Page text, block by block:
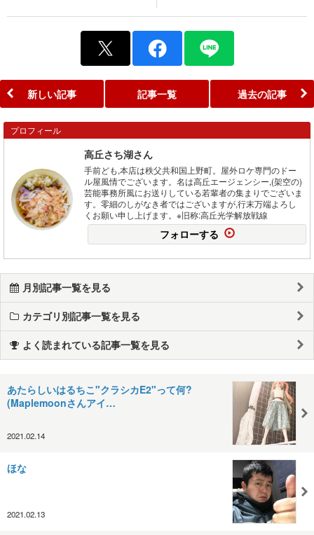
新しい記事 記事一覧 過去の記事
プロフィール
高丘さち湖さん
手前ども,本店は秩父共和国上野町。屋外ロケ専門のドー
ル屋風情でございます。名は高丘エージェンシー,(架空の)
芸能事務所風にお送りしている若輩者の集まりでございま
す。零細のしがなき者ではございますが,行末万端よろし
くお願い申し上げます。※旧称:高丘光学解放戦線
フォローする
月別記事一覧を見る
カテゴリ別記事一覧を見る
よく読まれている記事一覧を見る
あたらしいはるちこ"クラシカE2"って何?
(Maplemoonさんアイ…
2021.02.14
ほな
2021.02.13